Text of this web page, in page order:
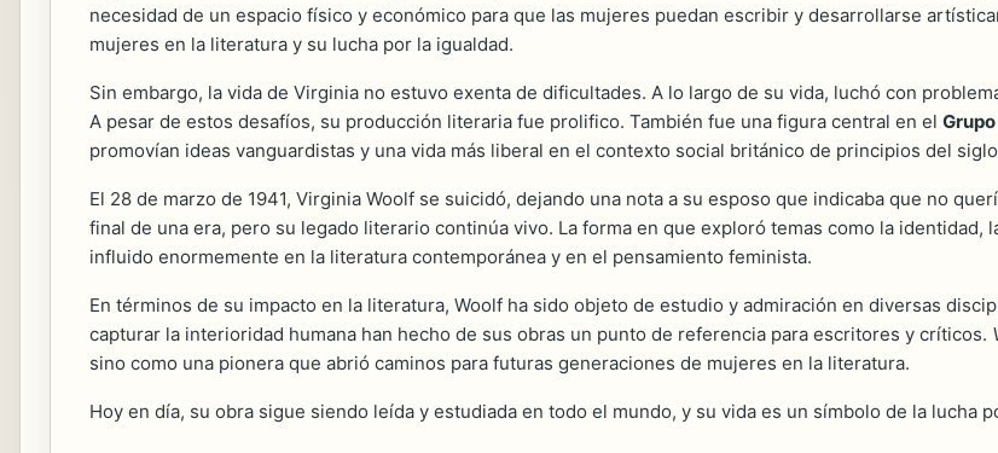
necesidad de un espacio físico y económico para que las mujeres puedan escribir y desarrollarse
mujeres en la literatura y su lucha por la igualdad.
Sin embargo, la vida de Virginia no estuvo exenta de dificultades. A lo largo de su vida, luchó con
A pesar de estos desafíos, su producción literaria fue prolifico. También fue una figura central en el
promovían ideas vanguardistas y una vida más liberal en el contexto social británico de principios del
El 28 de marzo de 1941, Virginia Woolf se suicidó, dejando una nota a su esposo que indicaba que no
final de una era, pero su legado literario continúa vivo. La forma en que exploró temas como la
influido enormemente en la literatura contemporánea y en el pensamiento feminista.
En términos de su impacto en la literatura, Woolf ha sido objeto de estudio y admiración en diversas
capturar la interioridad humana han hecho de sus obras un punto de referencia para escritores y críticos.
sino como una pionera que abrió caminos para futuras generaciones de mujeres en la literatura.
Hoy en día, su obra sigue siendo leída y estudiada en todo el mundo, y su vida es un símbolo de la lucha